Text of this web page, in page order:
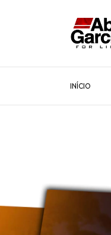
INÍCIO